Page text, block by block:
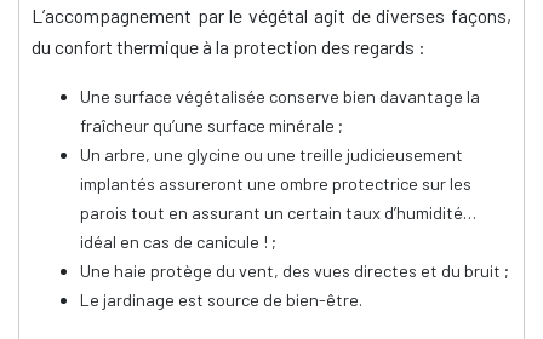
L’accompagnement par le végétal agit de diverses façons,
du confort thermique à la protection des regards :
Une surface végétalisée conserve bien davantage la
fraîcheur qu’une surface minérale ;
Un arbre, une glycine ou une treille judicieusement
implantés assureront une ombre protectrice sur les
parois tout en assurant un certain taux d’humidité…
idéal en cas de canicule ! ;
Une haie protège du vent, des vues directes et du bruit ;
Le jardinage est source de bien-être.